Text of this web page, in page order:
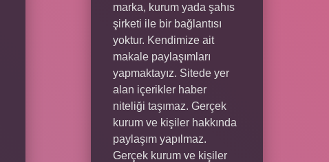
marka, kurum yada şahıs
şirketi ile bir bağlantısı
yoktur. Kendimize ait
makale paylaşımları
yapmaktayız. Sitede yer
alan içerikler haber
niteliği taşımaz. Gerçek
kurum ve kişiler hakkında
paylaşım yapılmaz.
Gerçek kurum ve kişiler